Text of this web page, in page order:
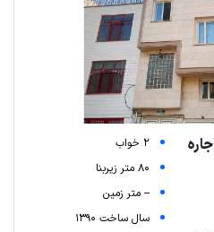
2 خواب
80 متر زیربنا
-- متر زمین
سال ساخت 1390